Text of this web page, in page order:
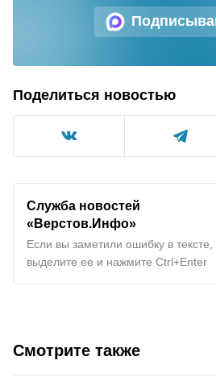
Поделиться новостью
Служба новостей
«Верстов.Инфо»
Если вы заметили ошибку в тексте,
выделите ее и нажмите Ctrl+Enter
Смотрите также